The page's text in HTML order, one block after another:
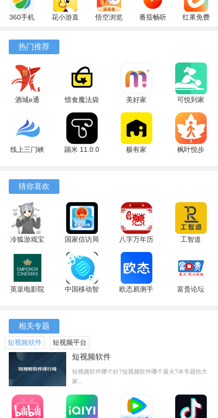
1、专业团队
头条军事app背后有一支专业的军事评论团队，能够及时分析
2、实时推送
根据自己的兴趣设置推送选项，确保在第一时间内收到最相
关的军事新闻，避免信息的遗漏。
应用内设有活跃的社区，与其他军事爱好者互动，分享自己
360手机
10.13.27
最新版
花小游直
17.9.56
悟空浏览
番茄畅听
红果免费
热门推荐
酒城e通
版
惜食魔法袋
8.1.1 安卓
版
美好家
1.5.4 安卓
版
可悦到家
2.0.25 安卓
版
线上三门峡
踢米 11.0.0
极有家
枫叶悦步
猜你喜欢
冷狐游戏宝
官方版
国家信访局
2.1.5 官方
版
八字万年历
3.5.0 安卓
版
工智道
202506060
安卓版
英皇电影院
中国移动智
欧态易测手
富贵论坛
相关专题
短视频软件 短视频平台
短视频软件
短视频软件哪个好?短视频软件哪个最火?本专题给大
家...